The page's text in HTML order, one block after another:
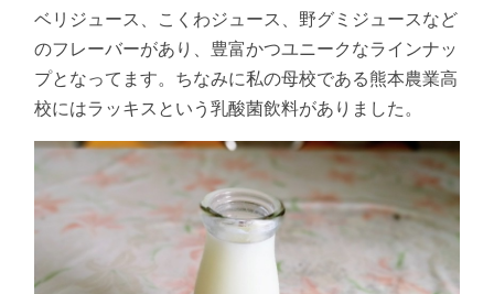
ベリジュース、こくわジュース、野グミジュースなど
のフレーバーがあり、豊富かつユニークなラインナッ
プとなってます。ちなみに私の母校である熊本農業高
校にはラッキスという乳酸菌飲料がありました。